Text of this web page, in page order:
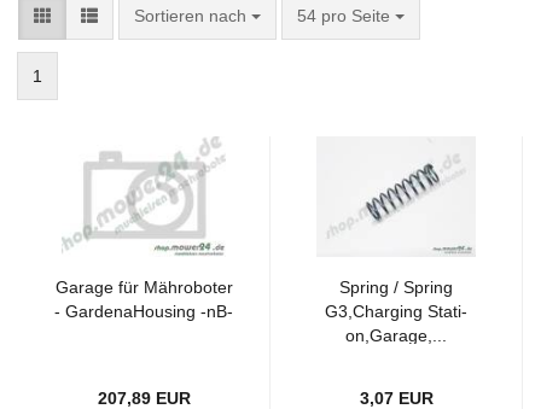
Sortieren nach 54 pro Seite
1
Ga­ra­ge für Mäh­ro­bo­ter
- Gar­den­aHousing -nB-
207,89 EUR
Spring / Spring
G3,Char­ging Sta­ti­
on,Ga­ra­ge,...
3,07 EUR